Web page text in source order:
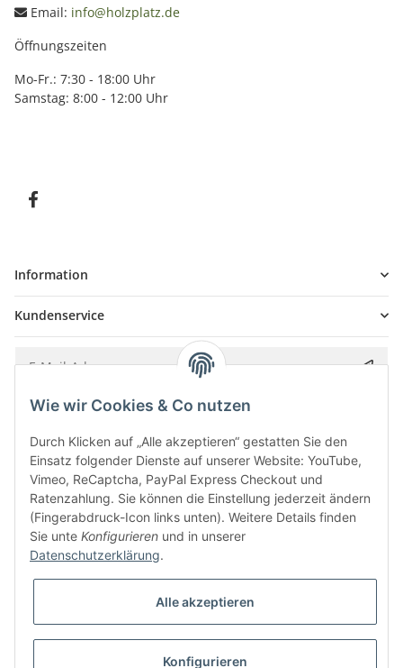
Email: info@holzplatz.de
Öffnungszeiten
Mo-Fr.: 7:30 - 18:00 Uhr
Samstag: 8:00 - 12:00 Uhr
Information
Kundenservice
Bitte senden Sie mir entsprechend IhrerDatenschutzerklärung
* Alle Preise inkl. gesetzlicher USt., zzgl.
Besucherzähler: 5857785
Wie wir Cookies & Co nutzen
Durch Klicken auf „Alle akzeptieren“ gestatten Sie den
Einsatz folgender Dienste auf unserer Website: YouTube,
Vimeo, ReCaptcha, PayPal Express Checkout und
Ratenzahlung. Sie können die Einstellung jederzeit ändern
(Fingerabdruck-Icon links unten). Weitere Details finden
Sie unte Konfigurieren und in unserer
Datenschutzerklärung.
Alle akzeptieren
Konfigurieren